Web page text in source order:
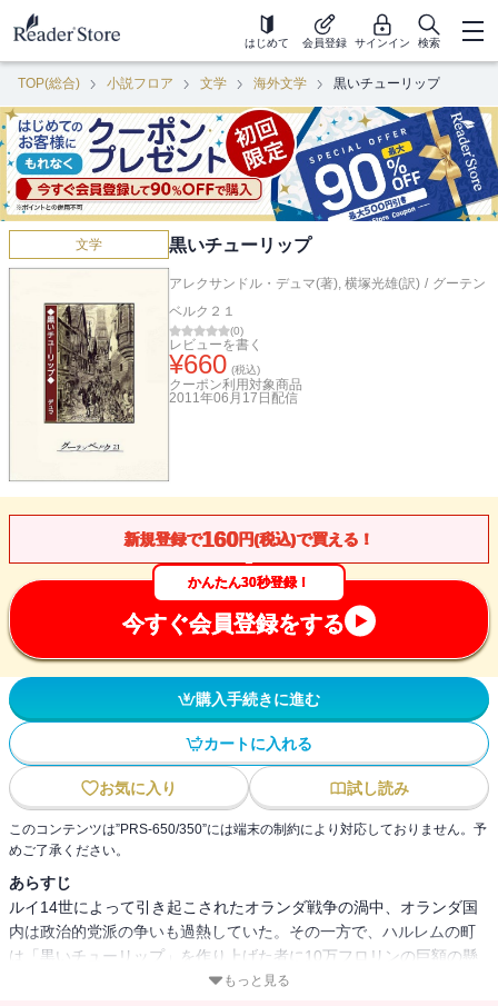
はじめて 会員登録 サインイン 検索
TOP(総合) 小説フロア 文学 海外文学 黒いチューリップ
文学 黒いチューリップ
アレクサンドル・デュマ(著), 横塚光雄(訳) / グーテン
ベルク２１
(0)
レビューを書く
¥660 (税込)
クーポン利用対象商品
2011年06月17日 配信
新規登録で160円(税込)で買える！
かんたん30秒登録！
今すぐ会員登録をする
購入手続きに進む
カートに入れる
お気に入り 試し読み
このコンテンツは”PRS-650/350”には端末の制約により対応しておりません。予
めご了承ください。
あらすじ
ルイ14世によって引き起こされたオランダ戦争の渦中、オランダ国
内は政治的党派の争いも過熱していた。その一方で、ハルレムの町
は「黒いチューリップ」を作り上げた者に10万フロリンの巨額の懸
賞金を出すというイベントを企画する。資産家の息子で根っからの
もっと見る